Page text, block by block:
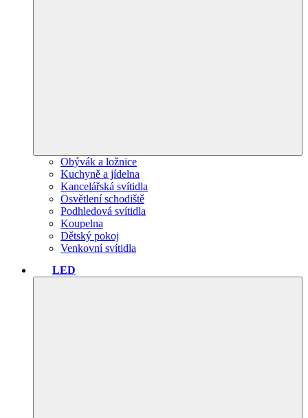
Obývák a ložnice
Kuchyně a jídelna
Kancelářská svítidla
Osvětlení schodiště
Podhledová svítidla
Koupelna
Dětský pokoj
Venkovní svítidla
LED